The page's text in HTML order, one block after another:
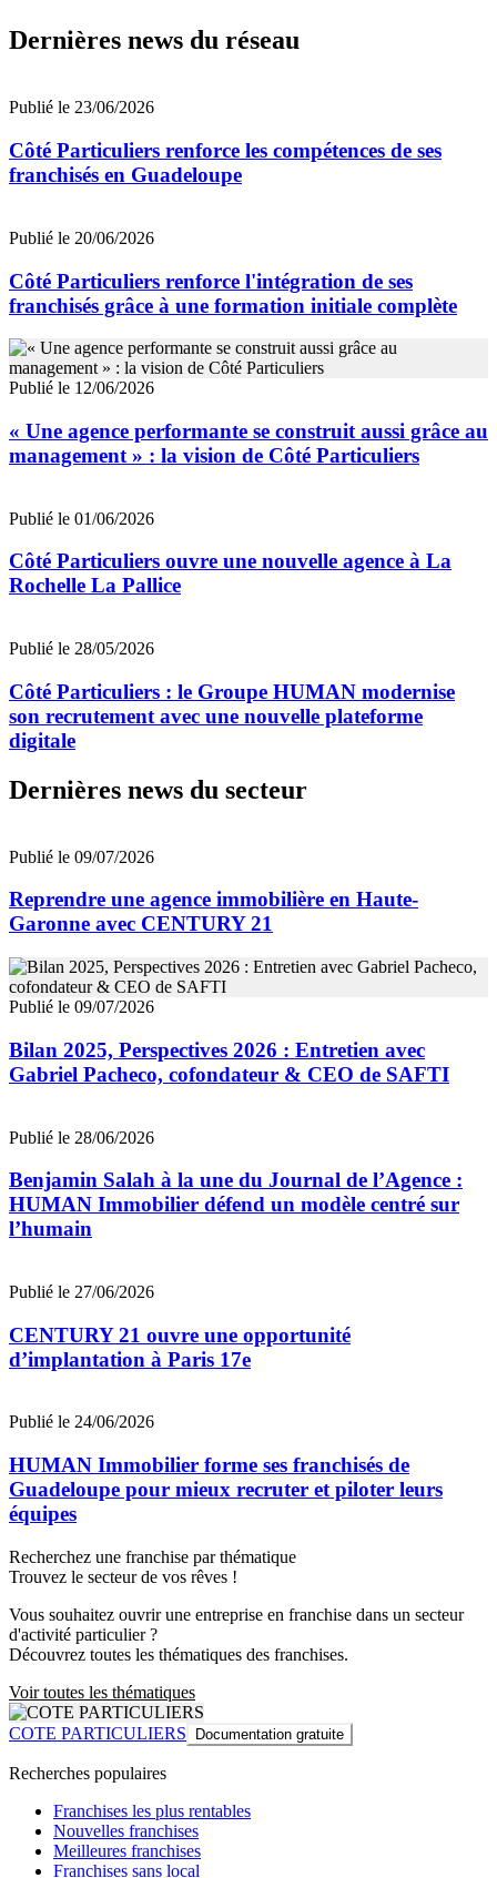
Dernières news du réseau
Publié le 23/06/2026
Côté Particuliers renforce les compétences de ses
franchisés en Guadeloupe
Publié le 20/06/2026
Côté Particuliers renforce l'intégration de ses
franchisés grâce à une formation initiale complète
Publié le 12/06/2026
« Une agence performante se construit aussi grâce au
management » : la vision de Côté Particuliers
Publié le 01/06/2026
Côté Particuliers ouvre une nouvelle agence à La
Rochelle La Pallice
Publié le 28/05/2026
Côté Particuliers : le Groupe HUMAN modernise
son recrutement avec une nouvelle plateforme
digitale
Dernières news du secteur
Publié le 09/07/2026
Reprendre une agence immobilière en Haute-
Garonne avec CENTURY 21
Publié le 09/07/2026
Bilan 2025, Perspectives 2026 : Entretien avec
Gabriel Pacheco, cofondateur & CEO de SAFTI
Publié le 28/06/2026
Benjamin Salah à la une du Journal de l’Agence :
HUMAN Immobilier défend un modèle centré sur
l’humain
Publié le 27/06/2026
CENTURY 21 ouvre une opportunité
d’implantation à Paris 17e
Publié le 24/06/2026
HUMAN Immobilier forme ses franchisés de
Guadeloupe pour mieux recruter et piloter leurs
équipes
Recherchez une franchise par thématique
Trouvez le secteur de vos rêves !
Vous souhaitez ouvrir une entreprise en franchise dans un secteur
d'activité particulier ?
Découvrez toutes les thématiques des franchises.
Voir toutes les thématiques
COTE PARTICULIERS Documentation gratuite
Recherches populaires
Franchises les plus rentables
Nouvelles franchises
Meilleures franchises
Franchises sans local